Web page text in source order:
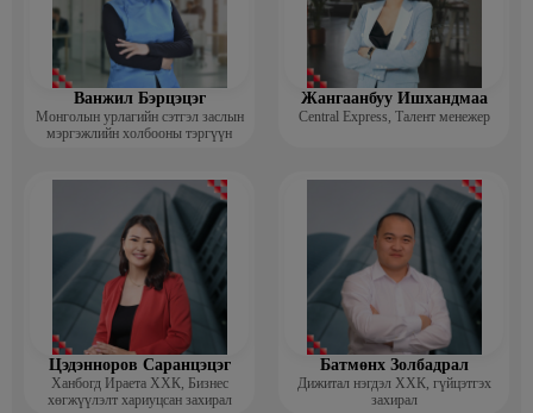
Ванжил Бэрцэцэг
Монголын урлагийн сэтгэл заслын
мэргэжлийн холбооны тэргүүн
Жангаанбуу Ишхандмаа
Central Express, Талент менежер
Цэдэнноров Саранцэцэг
Ханбогд Ираета ХХК, Бизнес
хөгжүүлэлт хариуцсан захирал
Батмөнх Золбадрал
Дижитал нэгдэл ХХК, гүйцэтгэх
захирал